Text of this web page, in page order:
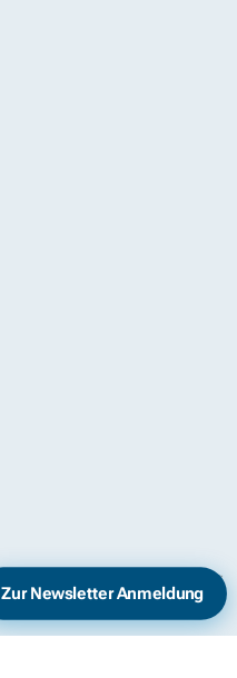
Datenschutz
Zur Newsletter Anmeldung